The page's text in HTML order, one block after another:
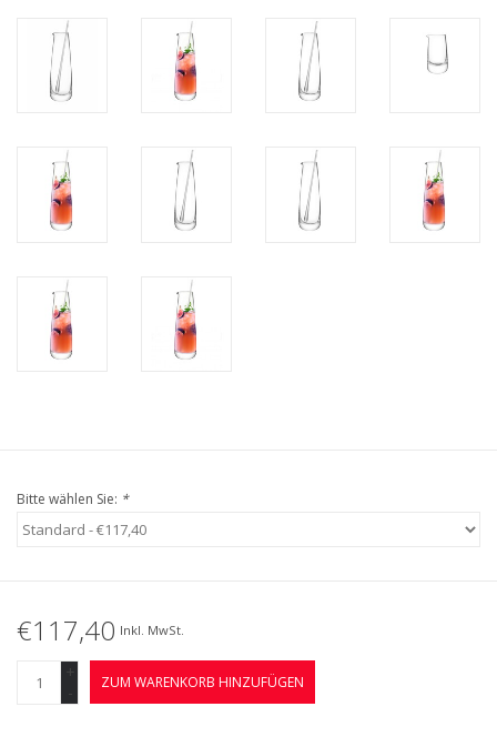
Bitte wählen Sie: *
€117,40 Inkl. MwSt.
+
-
ZUM WARENKORB HINZUFÜGEN